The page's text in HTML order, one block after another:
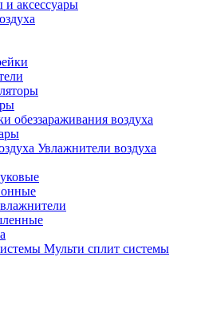
аксессуары
обеззараживания воздуха
Увлажнители воздуха
Мульти сплит системы